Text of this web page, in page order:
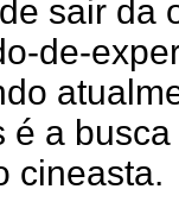
sair da
de-
é a
cineasta.